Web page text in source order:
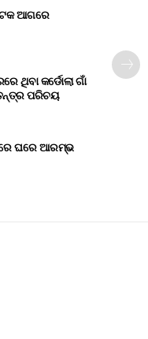
ଆଗରେ
ଥିବା କର୍ଡୋଲା ଗାଁ
ପରିଚୟ
ଘରେ ଆରମ୍ଭ